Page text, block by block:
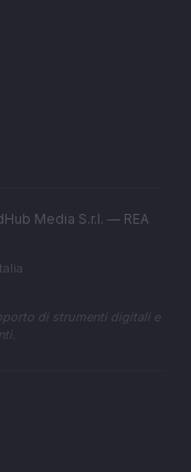
Media S.r.l. — REA
di strumenti digitali e